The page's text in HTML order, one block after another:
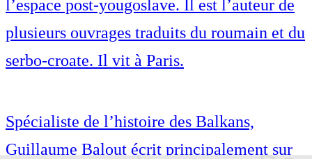
l’espace post-yougoslave. Il est l’auteur de
plusieurs ouvrages traduits du roumain et du
serbo-croate. Il vit à Paris.
Spécialiste de l’histoire des Balkans,
Guillaume Balout écrit principalement sur